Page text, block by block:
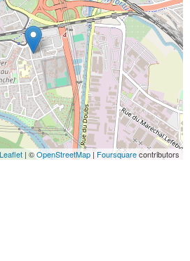
Leaflet | ©OpenStreetMap | Foursquarecontributors